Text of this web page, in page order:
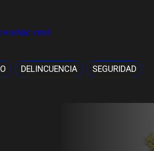
Nacional
DELINCUENCIA SEGURIDAD